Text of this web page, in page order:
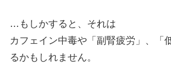
…もしかすると、それは
カフェイン中毒や「副腎疲労」、「
るかもしれません。